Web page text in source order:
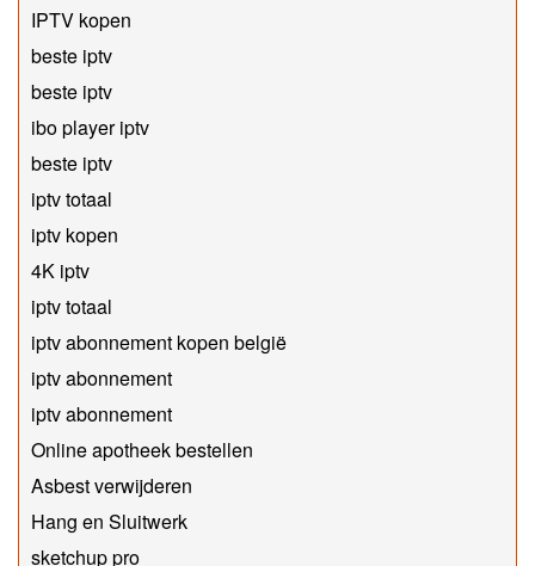
IPTV kopen
beste iptv
beste iptv
ibo player iptv
beste iptv
iptv totaal
iptv kopen
4K iptv
iptv totaal
iptv abonnement kopen belgië
iptv abonnement
iptv abonnement
Online apotheek bestellen
Asbest verwijderen
Hang en Sluitwerk
sketchup pro